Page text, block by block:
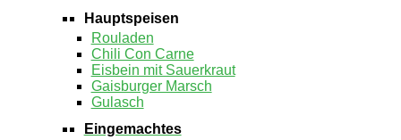
Hauptspeisen
Rouladen
Chili Con Carne
Eisbein mit Sauerkraut
Gaisburger Marsch
Gulasch
Eingemachtes